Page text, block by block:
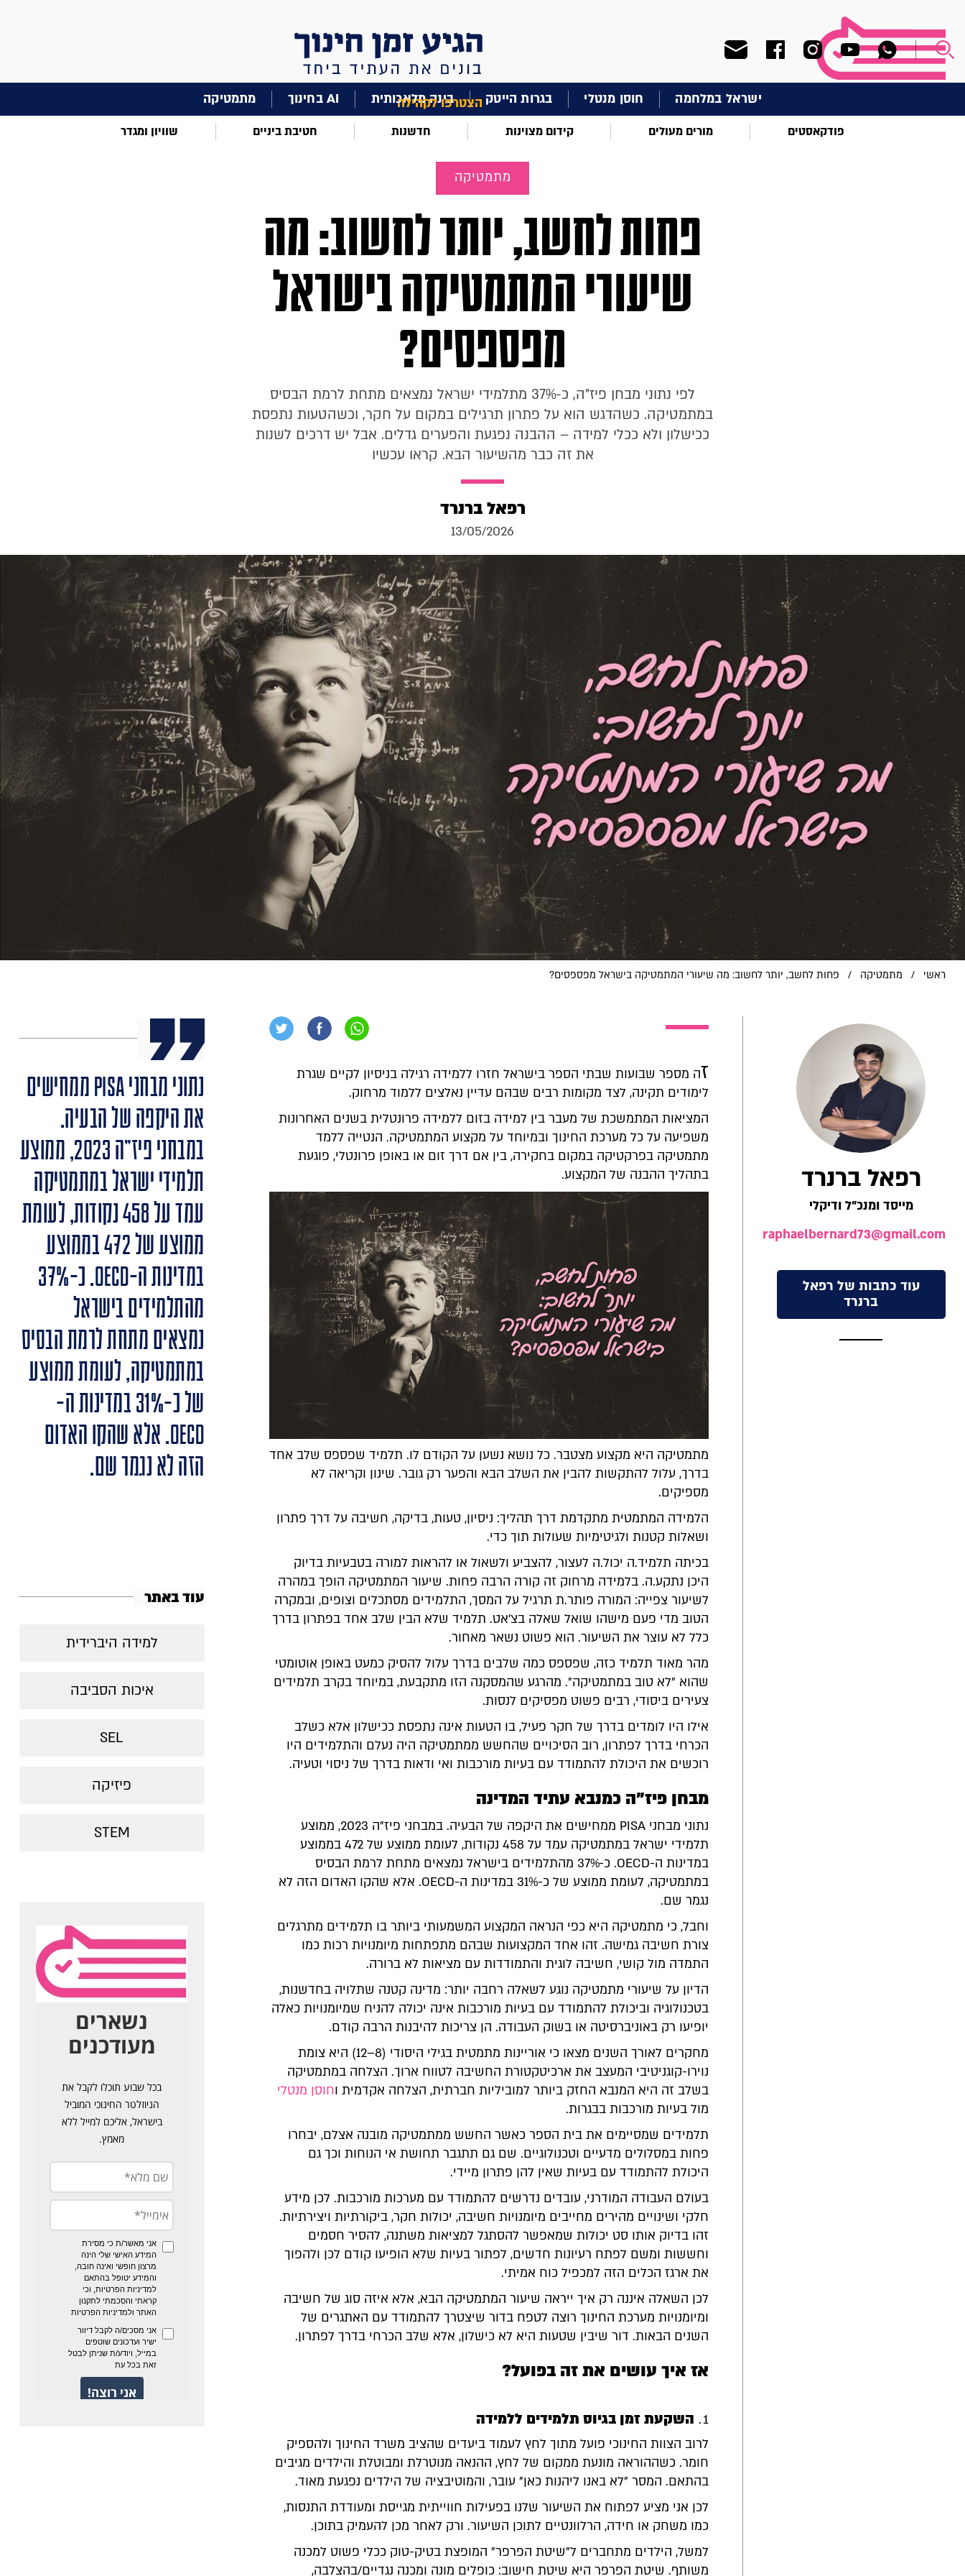
הצטרפו לקהילה ישראל במלחמה חוסן מנטלי בגרות הייטק בינה מלאכותית AI בחינוך מתמטיקה
פודקאסטים מורים מעולים קידום מצוינות חדשנות חטיבת ביניים שוויון ומגדר
מתמטיקה
פחות לחשב, יותר לחשוב: מה
שיעורי המתמטיקה בישראל
מפספסים?
לפי נתוני מבחן פיז"ה, כ-37% מתלמידי ישראל נמצאים מתחת לרמת הבסיס
במתמטיקה. כשהדגש הוא על פתרון תרגילים במקום על חקר, וכשהטעות נתפסת
ככישלון ולא ככלי למידה – ההבנה נפגעת והפערים גדלים. אבל יש דרכים לשנות
את זה כבר מהשיעור הבא. קראו עכשיו
רפאל ברנרד
13/05/2026
ראשי / מתמטיקה / פחות לחשב, יותר לחשוב: מה שיעורי המתמטיקה בישראל מפספסים?
זה מספר שבועות שבתי הספר בישראל חזרו ללמידה רגילה בניסיון לקיים שגרת
לימודים תקינה, לצד מקומות רבים שבהם עדיין נאלצים ללמוד מרחוק.
המציאות המתמשכת של מעבר בין למידה בזום ללמידה פרונטלית בשנים האחרונות
משפיעה על כל מערכת החינוך ובמיוחד על מקצוע המתמטיקה. הנטייה ללמד
מתמטיקה בפרקטיקה במקום בחקירה, בין אם דרך זום או באופן פרונטלי, פוגעת
בתהליך ההבנה של המקצוע.
מתמטיקה היא מקצוע מצטבר. כל נושא נשען על הקודם לו. תלמיד שפספס שלב אחד
בדרך, עלול להתקשות להבין את השלב הבא והפער רק גובר. שינון וקריאה לא
מספיקים.
הלמידה המתמטית מתקדמת דרך תהליך: ניסיון, טעות, בדיקה, חשיבה על דרך פתרון
ושאלות קטנות ולגיטימיות שעולות תוך כדי.
בכיתה תלמיד.ה יכול.ה לעצור, להצביע ולשאול או להראות למורה בטבעיות בדיוק
היכן נתקע.ה. בלמידה מרחוק זה קורה הרבה פחות. שיעור המתמטיקה הופך במהרה
לשיעור צפייה: המורה פותר.ת תרגיל על המסך, התלמידים מסתכלים וצופים, ובמקרה
הטוב מדי פעם מישהו שואל שאלה בצ’אט. תלמיד שלא הבין שלב אחד בפתרון בדרך
כלל לא עוצר את השיעור. הוא פשוט נשאר מאחור.
מהר מאוד תלמיד כזה, שפספס כמה שלבים בדרך עלול להסיק כמעט באופן אוטומטי
שהוא "לא טוב במתמטיקה". מהרגע שהמסקנה הזו מתקבעת, במיוחד בקרב תלמידים
צעירים ביסודי, רבים פשוט מפסיקים לנסות.
אילו היו לומדים בדרך של חקר פעיל, בו הטעות אינה נתפסת ככישלון אלא כשלב
הכרחי בדרך לפתרון, רוב הסיכויים שהחשש ממתמטיקה היה נעלם והתלמידים היו
רוכשים את היכולת להתמודד עם בעיות מורכבות ואי ודאות בדרך של ניסוי וטעיה.
מבחן פיז"ה כמנבא עתיד המדינה
נתוני מבחני PISA ממחישים את היקפה של הבעיה. במבחני פיז"ה 2023, ממוצע
תלמידי ישראל במתמטיקה עמד על 458 נקודות, לעומת ממוצע של 472 בממוצע
במדינות ה-OECD. כ-37% מהתלמידים בישראל נמצאים מתחת לרמת הבסיס
במתמטיקה, לעומת ממוצע של כ-31% במדינות ה-OECD. אלא שהקו האדום הזה לא
נגמר שם.
וחבל, כי מתמטיקה היא כפי הנראה המקצוע המשמעותי ביותר בו תלמידים מתרגלים
צורת חשיבה גמישה. זהו אחד המקצועות שבהם מתפתחות מיומנויות רכות כמו
התמדה מול קושי, חשיבה לוגית והתמודדות עם מציאות לא ברורה.
הדיון על שיעורי מתמטיקה נוגע לשאלה רחבה יותר: מדינה קטנה שתלויה בחדשנות,
בטכנולוגיה וביכולת להתמודד עם בעיות מורכבות אינה יכולה להניח שמיומנויות כאלה
יופיעו רק באוניברסיטה או בשוק העבודה. הן צריכות להיבנות הרבה קודם.
מחקרים לאורך השנים מצאו כי אוריינות מתמטית בגילי היסודי (8–12) היא צומת
נוירו-קוגניטיבי המעצב את ארכיטקטורת החשיבה לטווח ארוך. הצלחה במתמטיקה
בשלב זה היא המנבא החזק ביותר למוביליות חברתית, הצלחה אקדמית וחוסן מנטלי
מול בעיות מורכבות בבגרות.
תלמידים שמסיימים את בית הספר כאשר החשש ממתמטיקה מובנה אצלם, יבחרו
פחות במסלולים מדעיים וטכנולוגיים. שם גם תתגבר תחושת אי הנוחות וכך גם
היכולת להתמודד עם בעיות שאין להן פתרון מיידי.
בעולם העבודה המודרני, עובדים נדרשים להתמודד עם מערכות מורכבות. לכן מידע
חלקי ושינויים מהירים מחייבים מיומנויות חשיבה, יכולות חקר, ביקורתיות ויצירתיות.
זהו בדיוק אותו סט יכולות שמאפשר להסתגל למציאות משתנה, להסיר חסמים
וחששות ומשם לפתח רעיונות חדשים, לפתור בעיות שלא הופיעו קודם לכן ולהפוך
את ארגז הכלים הזה למכפיל כוח אמיתי.
לכן השאלה איננה רק איך ייראה שיעור המתמטיקה הבא, אלא איזה סוג של חשיבה
ומיומנויות מערכת החינוך רוצה לטפח בדור שיצטרך להתמודד עם האתגרים של
השנים הבאות. דור שיבין שטעות היא לא כישלון, אלא שלב הכרחי בדרך לפתרון.
אז איך עושים את זה בפועל?
השקעת זמן בגיוס תלמידים ללמידה
לרוב הצוות החינוכי פועל מתוך לחץ לעמוד ביעדים שהציב משרד החינוך ולהספיק
חומר. כשההוראה מונעת ממקום של לחץ, ההנאה מנוטרלת ומבוטלת והילדים מגיבים
בהתאם. המסר "לא באנו ליהנות כאן" עובר, והמוטיבציה של הילדים נפגעת מאוד.
לכן אני מציע לפתוח את השיעור שלנו בפעילות חווייתית מגייסת ומעודדת התנסות,
כמו משחק או חידה, הרלוונטיים לתוכן השיעור. ורק לאחר מכן להעמיק בתוכן.
למשל, הילדים מתחברים ל"שיטת הפרפר" המופצת בטיק-טוק ככלי פשוט למכנה
משותף. שיטת הפרפר היא שיטת חישוב: כופלים מונה ומכנה נגדיים/בהצלבה,
רפאל ברנרד
מייסד ומנכ"ל ודיקלי
raphaelbernard73@gmail.com
עוד כתבות של רפאל
ברנרד
נתוני מבחני PISA ממחישים
את היקפה של הבעיה.
במבחני פיז"ה 2023, ממוצע
תלמידי ישראל במתמטיקה
עמד על 458 נקודות, לעומת
ממוצע של 472 בממוצע
במדינות ה-OECD. כ-37%
מהתלמידים בישראל
נמצאים מתחת לרמת הבסיס
במתמטיקה, לעומת ממוצע
של כ-31% במדינות ה-
OECD. אלא שהקו האדום
הזה לא נגמר שם.
עוד באתר
למידה היברידית
איכות הסביבה
SEL
פיזיקה
STEM